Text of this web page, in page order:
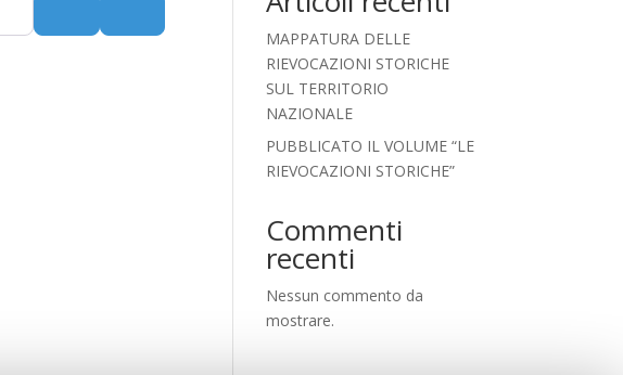
Advanced Filters
MAPPATURA DELLE
RIEVOCAZIONI STORICHE
SUL TERRITORIO
NAZIONALE
PUBBLICATO IL VOLUME “LE
RIEVOCAZIONI STORICHE”
Commenti
recenti
Nessun commento da
mostrare.